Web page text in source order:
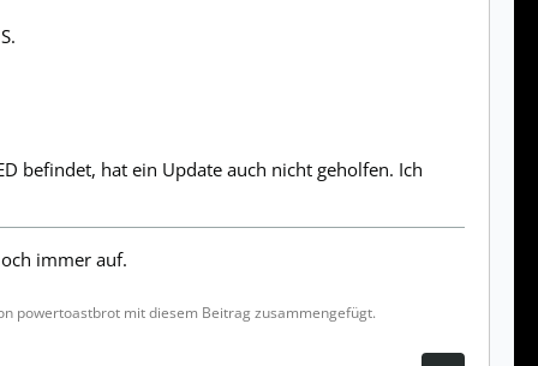
befindet, hat ein Update auch nicht geholfen. Ich
immer auf.
powertoastbrot mit diesem Beitrag zusammengefügt.